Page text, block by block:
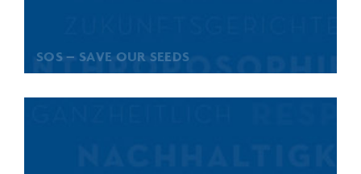
SOS – SAVE OUR SEEDS